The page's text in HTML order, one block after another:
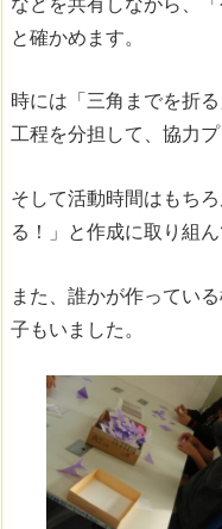
と確かめます。
時には「三角までを折
工程を分担して、協力プ
そして活動時間はもち
る！」と作成に取り組
また、誰かが作ってい
子もいました。